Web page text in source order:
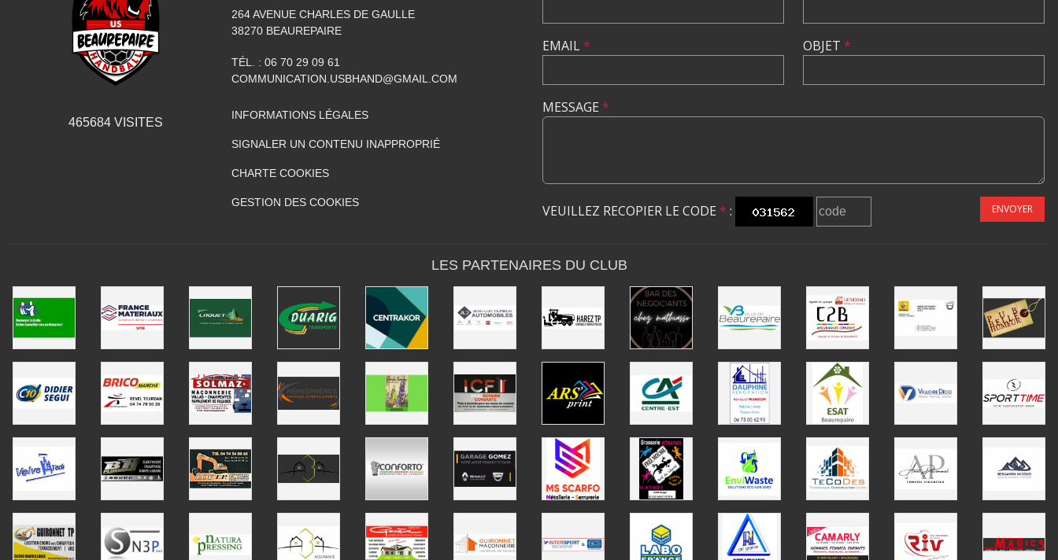
465684 VISITES
264 AVENUE CHARLES DE GAULLE
38270 BEAUREPAIRE
TÉL. : 06 70 29 09 61
COMMUNICATION.USBHAND@GMAIL.COM
INFORMATIONS LÉGALES
SIGNALER UN CONTENU INAPPROPRIÉ
CHARTE COOKIES
GESTION DES COOKIES
EMAIL* OBJET *
MESSAGE *
VEUILLEZ RECOPIER LE CODE * : ENVOYER
LES PARTENAIRES DU CLUB